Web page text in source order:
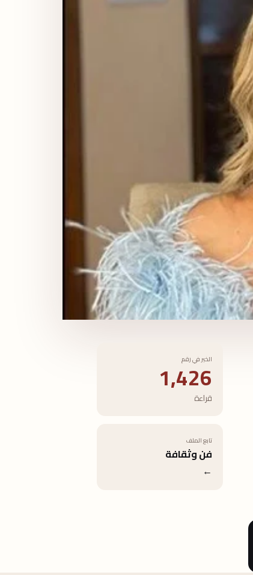
الخبر في رقم
1,426
قراءة
تابع الملف
فن وثقافة
←